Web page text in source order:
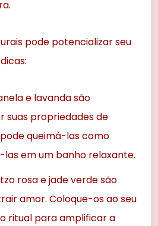
pode potencializar seu
e lavanda são
suas propriedades de
queimá-las como
las em um banho relaxante.
rosa e jade verde são
amor. Coloque-os ao seu
ritual para amplificar a